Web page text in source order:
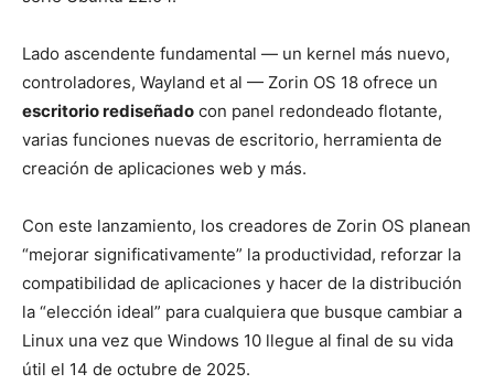
Lado ascendente fundamental — un kernel más nuevo,
controladores, Wayland et al — Zorin OS 18 ofrece un
escritorio rediseñado con panel redondeado flotante,
varias funciones nuevas de escritorio, herramienta de
creación de aplicaciones web y más.
Con este lanzamiento, los creadores de Zorin OS planean
“mejorar significativamente” la productividad, reforzar la
compatibilidad de aplicaciones y hacer de la distribución
la “elección ideal” para cualquiera que busque cambiar a
Linux una vez que Windows 10 llegue al final de su vida
útil el 14 de octubre de 2025.